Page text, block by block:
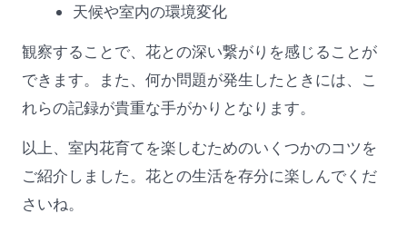
天候や室内の環境変化
観察することで、花との深い繋がりを感じることが
できます。また、何か問題が発生したときには、こ
れらの記録が貴重な手がかりとなります。
以上、室内花育てを楽しむためのいくつかのコツを
ご紹介しました。花との生活を存分に楽しんでくだ
さいね。